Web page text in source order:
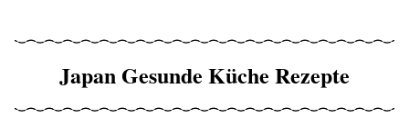
Japan Gesunde Küche Rezepte